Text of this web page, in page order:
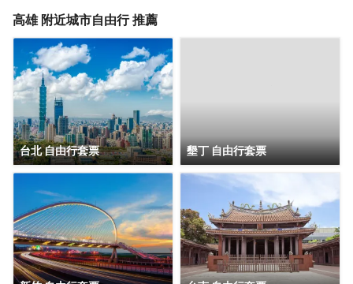
高雄附近城市自由行 推薦
台北 自由行套票 墾丁 自由行套票